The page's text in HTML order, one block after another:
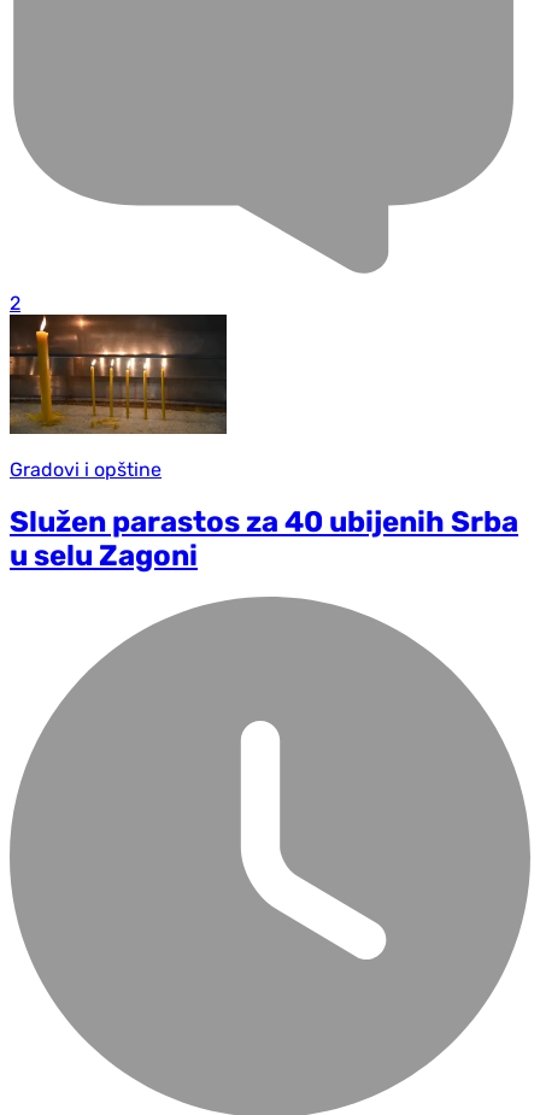
2
Gradovi i opštine
Služen parastos za 40 ubijenih Srba
u selu Zagoni